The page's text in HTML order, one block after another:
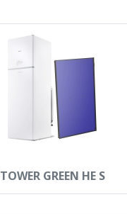
TOWER GREEN HE S